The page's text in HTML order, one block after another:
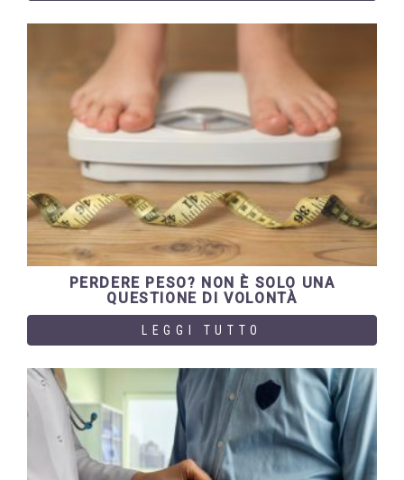
PERDERE PESO? NON È SOLO UNA
QUESTIONE DI VOLONTÀ
LEGGI TUTTO